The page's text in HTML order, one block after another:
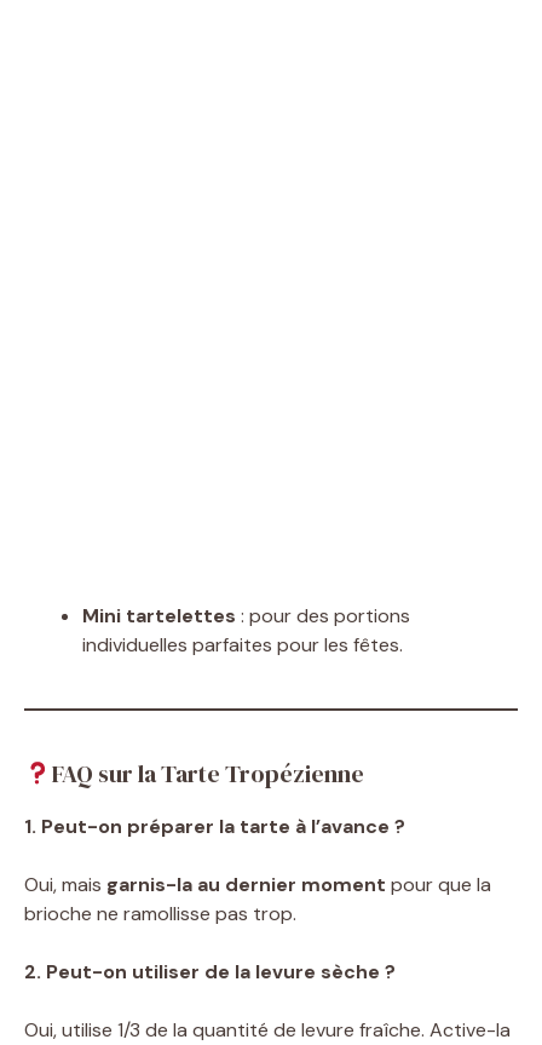
Mini tartelettes : pour des portions
individuelles parfaites pour les fêtes.
FAQ sur la Tarte Tropézienne
1. Peut-on préparer la tarte à l’avance ?
Oui, mais garnis-la au dernier moment pour que la
brioche ne ramollisse pas trop.
2. Peut-on utiliser de la levure sèche ?
Oui, utilise 1/3 de la quantité de levure fraîche. Active-la